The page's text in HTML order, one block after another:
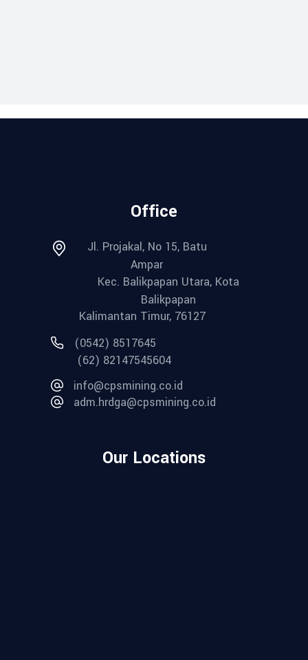
Office
Jl. Projakal, No 15, Batu
Ampar
Kec. Balikpapan Utara, Kota
Balikpapan
Kalimantan Timur, 76127
(0542) 8517645
(62) 82147545604
info@cpsmining.co.id
adm.hrdga@cpsmining.co.id
Our Locations